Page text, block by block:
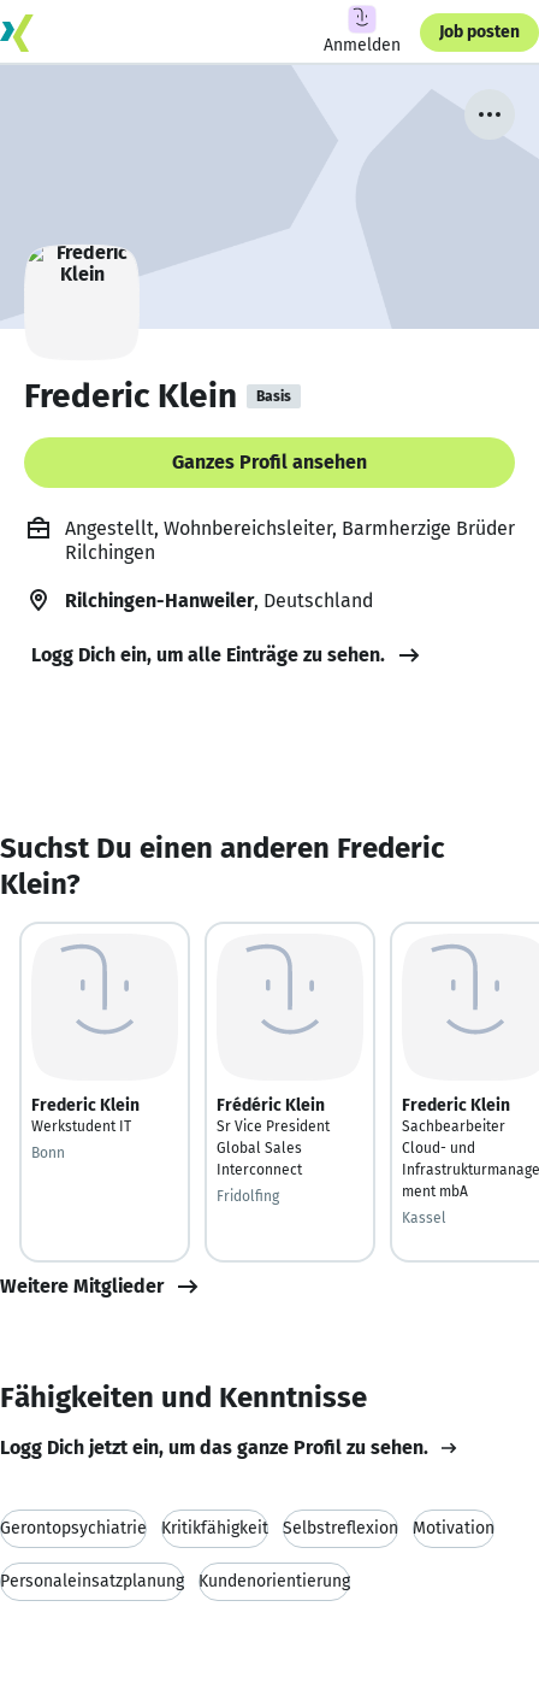
Anmelden
Job posten
Frederic Klein Basis
Ganzes Profil ansehen
Angestellt, Wohnbereichsleiter, Barmherzige Brüder
Rilchingen
Rilchingen-Hanweiler, Deutschland
Logg Dich ein, um alle Einträge zu sehen.
Suchst Du einen anderen Frederic
Klein?
Frederic Klein
Werkstudent IT
Bonn
Frédéric Klein
Sr Vice President
Global Sales
Interconnect
Fridolfing
Frederic Klein
Sachbearbeiter
Cloud- und
Infrastrukturmanage
ment mbA
Kassel
Weitere Mitglieder
Fähigkeiten und Kenntnisse
Logg Dich jetzt ein, um das ganze Profil zu sehen.
Gerontopsychiatrie Kritikfähigkeit Selbstreflexion Motivation
Personaleinsatzplanung Kundenorientierung